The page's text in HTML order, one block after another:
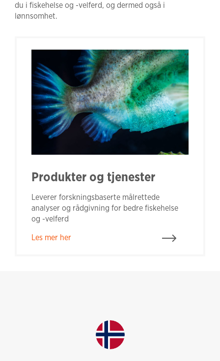
du i fiskehelse og -velferd, og dermed også i
lønnsomhet.
Produkter og tjenester
Leverer forskningsbaserte målrettede
analyser og rådgivning for bedre fiskehelse
og -velferd
Les mer her